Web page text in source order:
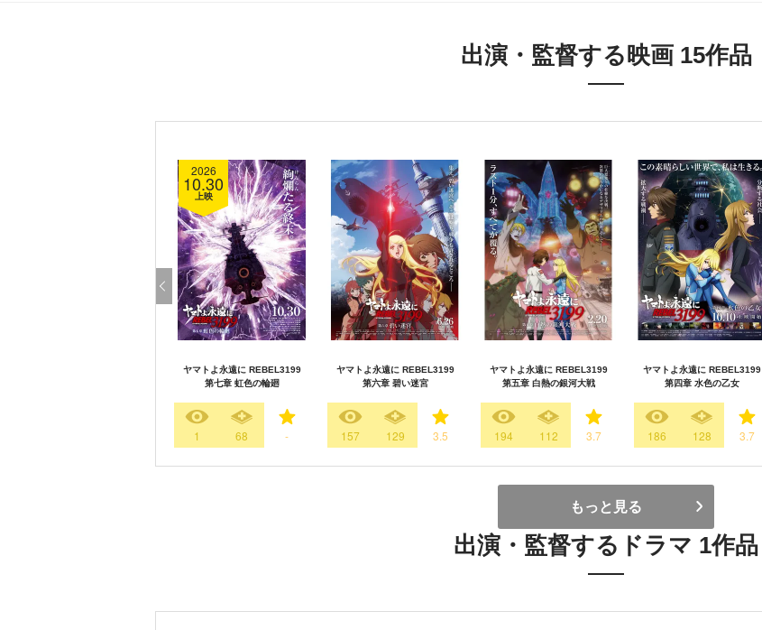
出演・監督する映画 15作品
2026
10.30
上映
ヤマトよ永遠に REBEL3199
第七章 虹色の輪廻
1 68 -
ヤマトよ永遠に REBEL3199
第六章 碧い迷宮
157 129 3.5
ヤマトよ永遠に REBEL3199
第五章 白熱の銀河大戦
194 112 3.7
ヤマトよ永遠に REBEL3199
第四章 水色の乙女
186 128 3.7
もっと見る
出演・監督するドラマ 1作品